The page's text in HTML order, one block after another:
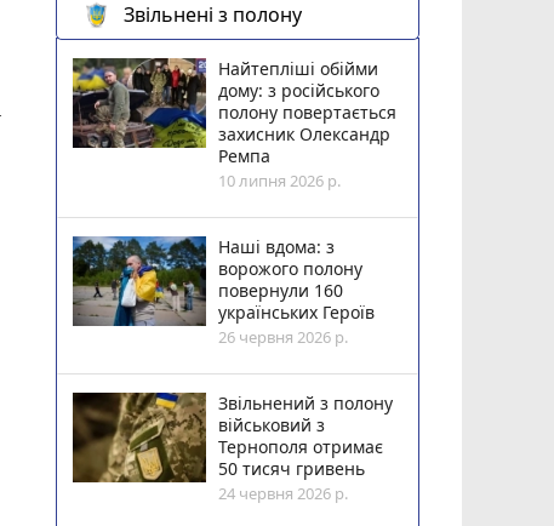
Звільнені з полону
Найтепліші обійми
дому: з російського
полону повертається
захисник Олександр
Ремпа
10 липня 2026 р.
Наші вдома: з
ворожого полону
повернули 160
українських Героїв
26 червня 2026 р.
Звільнений з полону
військовий з
Тернополя отримає
50 тисяч гривень
24 червня 2026 р.